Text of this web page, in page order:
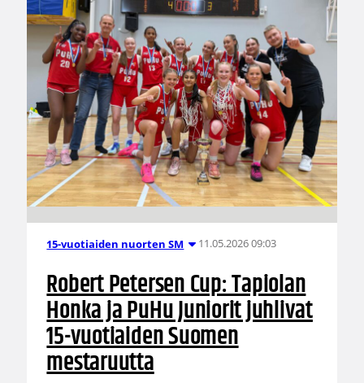
15-vuotiaiden nuorten SM 11.05.2026 09:03
Robert Petersen Cup: Tapiolan
Honka ja PuHu Juniorit juhlivat
15-vuotiaiden Suomen
mestaruutta